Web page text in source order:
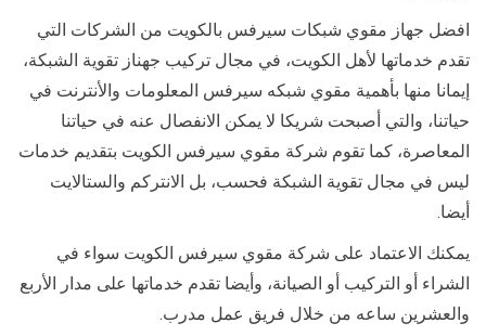
افضل جهاز مقوي شبكات سيرفس بالكويت من الشركات التي
تقدم خدماتها لأهل الكويت، في مجال تركيب جهناز تقوية الشبكة،
إيمانا منها بأهمية مقوي شبكه سيرفس المعلومات والأنترنت في
حياتنا، والتي أصبحت شريكا لا يمكن الانفصال عنه في حياتنا
المعاصرة، كما تقوم شركة مقوي سيرفس الكويت بتقديم خدمات
ليس في مجال تقوية الشبكة فحسب، بل الانتركم والستالايت
أيضا.
يمكنك الاعتماد على شركة مقوي سيرفس الكويت سواء في
الشراء أو التركيب أو الصيانة، وأيضا تقدم خدماتها على مدار الأربع
والعشرين ساعه من خلال فريق عمل مدرب.